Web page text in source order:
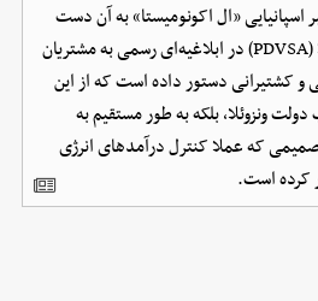
اسپانیایی «ال اکونومیستا» به آن دست
یافته، شرکت نفت دولتی ونزوئلا (PDVSA) در ابلاغیه‌ای رسمی به مشتریان
کشتیرانی دستور داده است که از این
ونزوئلا، بلکه به طور مستقیم به
که عملا کنترل درآمدهای انرژی
کرده است.